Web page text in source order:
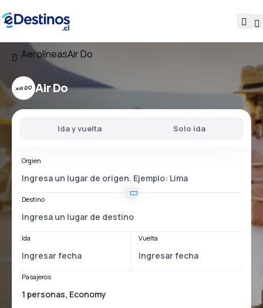
AerolíneasAir Do
Air Do
Ida y vuelta Solo ida
Orgien
Destino
Ida Vuelta
Pasajeros